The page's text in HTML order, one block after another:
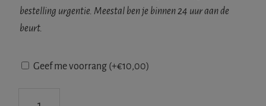
bestelling urgentie. Meestal ben je binnen 24 uur aan de
beurt.
Geef me voorrang (+€10,00)